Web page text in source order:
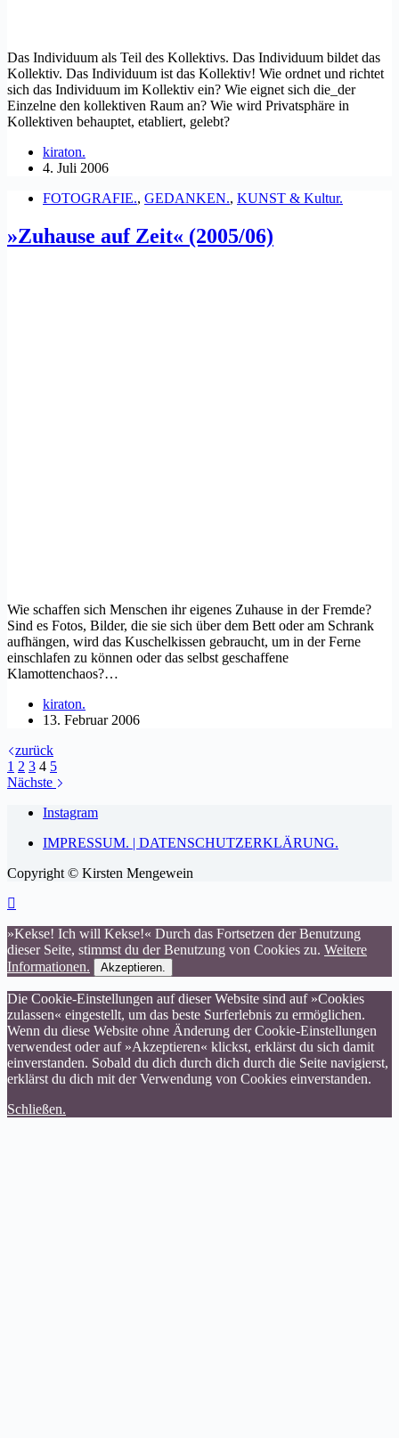
Das Individuum als Teil des Kollektivs. Das Individuum bildet das
Kollektiv. Das Individuum ist das Kollektiv! Wie ordnet und richtet
sich das Individuum im Kollektiv ein? Wie eignet sich die_der
Einzelne den kollektiven Raum an? Wie wird Privatsphäre in
Kollektiven behauptet, etabliert, gelebt?
kiraton.
4. Juli 2006
FOTOGRAFIE., GEDANKEN., KUNST & Kultur.
»Zuhause auf Zeit« (2005/06)
Wie schaffen sich Menschen ihr eigenes Zuhause in der Fremde?
Sind es Fotos, Bilder, die sie sich über dem Bett oder am Schrank
aufhängen, wird das Kuschelkissen gebraucht, um in der Ferne
einschlafen zu können oder das selbst geschaffene
Klamottenchaos?…
kiraton.
13. Februar 2006
zurück
1 2 3 4 5
Nächste
Instagram
IMPRESSUM. | DATENSCHUTZERKLÄRUNG.
Copyright © Kirsten Mengewein
»Kekse! Ich will Kekse!« Durch das Fortsetzen der Benutzung
dieser Seite, stimmst du der Benutzung von Cookies zu. Weitere
Informationen.
Akzeptieren.
Die Cookie-Einstellungen auf dieser Website sind auf »Cookies
zulassen« eingestellt, um das beste Surferlebnis zu ermöglichen.
Wenn du diese Website ohne Änderung der Cookie-Einstellungen
verwendest oder auf »Akzeptieren« klickst, erklärst du sich damit
einverstanden. Sobald du dich durch dich durch die Seite navigierst,
erklärst du dich mit der Verwendung von Cookies einverstanden.
Schließen.